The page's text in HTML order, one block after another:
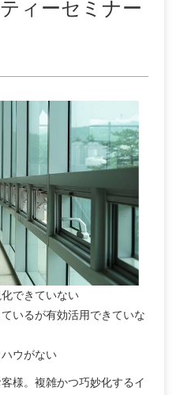
ィーセミナー
できていない
いるが有効活用できていな
ウがない
様。複雑かつ巧妙化するイ